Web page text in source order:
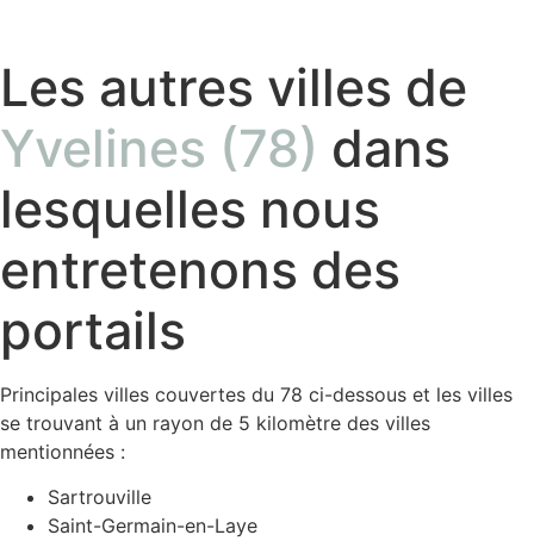
Les autres villes de
Yvelines (78) dans
lesquelles nous
entretenons des
portails
Principales villes couvertes du 78 ci-dessous et les villes
se trouvant à un rayon de 5 kilomètre des villes
mentionnées :
Sartrouville
Saint-Germain-en-Laye